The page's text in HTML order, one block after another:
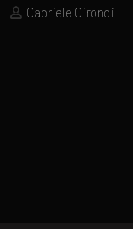
Gabriele Girondi